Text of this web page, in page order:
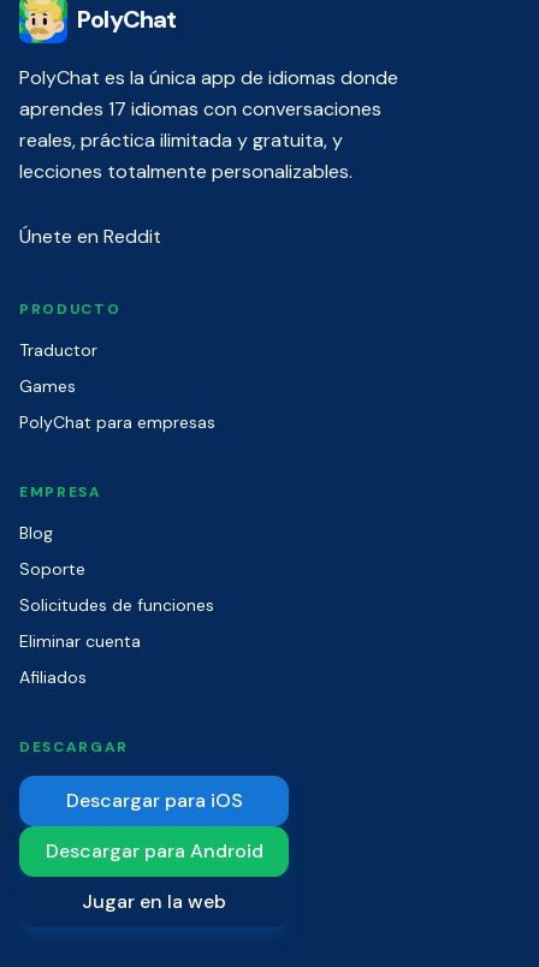
PolyChat
PolyChat es la única app de idiomas donde
aprendes 17 idiomas con conversaciones
reales, práctica ilimitada y gratuita, y
lecciones totalmente personalizables.
Únete en Reddit
PRODUCTO
Traductor
Games
PolyChat para empresas
EMPRESA
Blog
Soporte
Solicitudes de funciones
Eliminar cuenta
Afiliados
DESCARGAR
Descargar para iOS
Descargar para Android
Jugar en la web